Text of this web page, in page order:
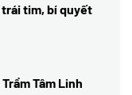
trái tim, bí quyết
Tâm Linh